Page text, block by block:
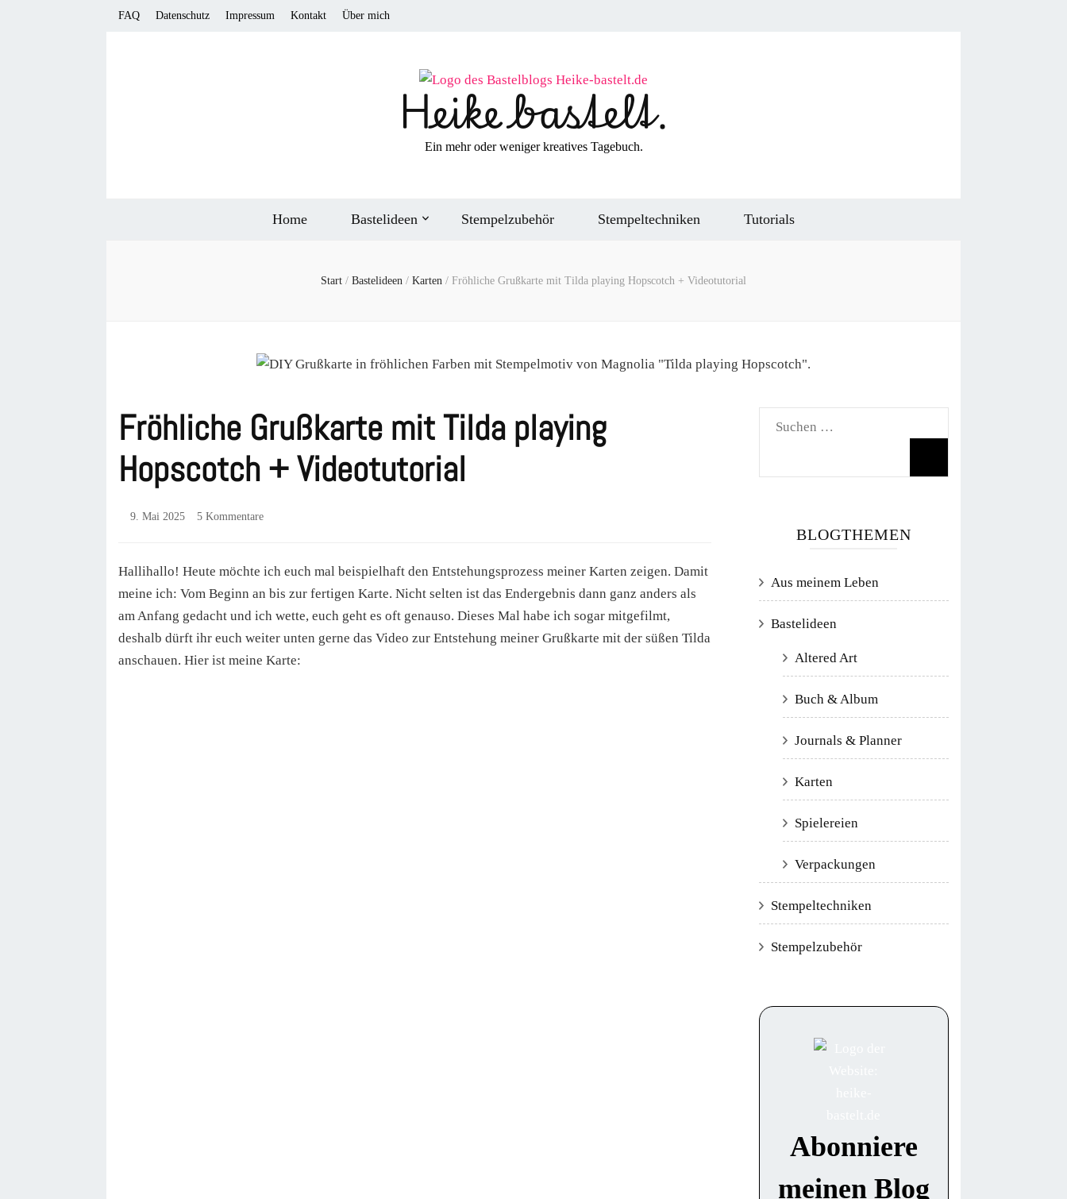
FAQ Datenschutz Impressum Kontakt Über mich
Heike bastelt.
Ein mehr oder weniger kreatives Tagebuch.
Home Bastelideen Stempelzubehör Stempeltechniken Tutorials
Start / Bastelideen / Karten / Fröhliche Grußkarte mit Tilda playing Hopscotch + Videotutorial
Fröhliche Grußkarte mit Tilda playing
Hopscotch + Videotutorial
9. Mai 2025 5 Kommentarezu
mit
playing
Hopscotch
+
Videotutorial
Hallihallo! Heute möchte ich euch mal beispielhaft den Entstehungsprozess meiner Karten zeigen. Damit
meine ich: Vom Beginn an bis zur fertigen Karte. Nicht selten ist das Endergebnis dann ganz anders als
am Anfang gedacht und ich wette, euch geht es oft genauso. Dieses Mal habe ich sogar mitgefilmt,
deshalb dürft ihr euch weiter unten gerne das Video zur Entstehung meiner Grußkarte mit der süßen Tilda
anschauen. Hier ist meine Karte:
Suchen
BLOGTHEMEN
Aus meinem Leben
Bastelideen
Altered Art
Buch & Album
Journals & Planner
Karten
Spielereien
Verpackungen
Stempeltechniken
Stempelzubehör
Abonniere
meinen Blog